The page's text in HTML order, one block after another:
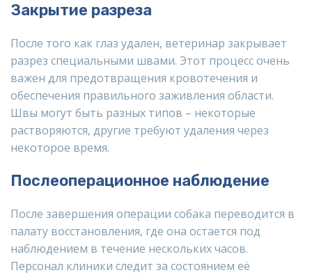
Закрытие разреза
После того как глаз удален, ветеринар закрывает
разрез специальными швами. Этот процесс очень
важен для предотвращения кровотечения и
обеспечения правильного заживления области.
Швы могут быть разных типов – некоторые
растворяются, другие требуют удаления через
некоторое время.
Послеоперационное наблюдение
После завершения операции собака переводится в
палату восстановления, где она остается под
наблюдением в течение нескольких часов.
Персонал клиники следит за состоянием её